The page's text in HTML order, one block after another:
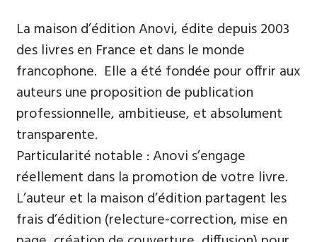
La maison d’édition Anovi, édite depuis 2003
des livres en France et dans le monde
francophone. Elle a été fondée pour offrir aux
auteurs une proposition de publication
professionnelle, ambitieuse, et absolument
transparente.
Particularité notable : Anovi s’engage
réellement dans la promotion de votre livre.
L’auteur et la maison d’édition partagent les
frais d’édition (relecture-correction, mise en